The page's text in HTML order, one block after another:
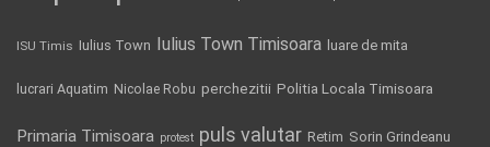
ISU Timis Iulius Town Iulius Town Timisoara luare de mita
lucrari Aquatim Nicolae Robu perchezitii Politia Locala Timisoara
Primaria Timisoara protest puls valutar Retim Sorin Grindeanu